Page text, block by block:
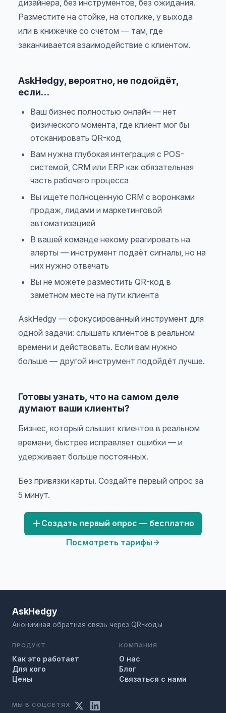
дизайнера, без инструментов, без ожидания.
Разместите на стойке, на столике, у выхода
или в книжечке со счётом — там, где
заканчивается взаимодействие с клиентом.
AskHedgy, вероятно, не подойдёт,
если…
Ваш бизнес полностью онлайн — нет
физического момента, где клиент мог бы
отсканировать QR-код
Вам нужна глубокая интеграция с POS-
системой, CRM или ERP как обязательная
часть рабочего процесса
Вы ищете полноценную CRM с воронками
продаж, лидами и маркетинговой
автоматизацией
В вашей команде некому реагировать на
алерты — инструмент подаёт сигналы, но на
них нужно отвечать
Вы не можете разместить QR-код в
заметном месте на пути клиента
AskHedgy — сфокусированный инструмент для
одной задачи: слышать клиентов в реальном
времени и действовать. Если вам нужно
больше — другой инструмент подойдёт лучше.
Готовы узнать, что на самом деле
думают ваши клиенты?
Бизнес, который слышит клиентов в реальном
времени, быстрее исправляет ошибки — и
удерживает больше постоянных.
Без привязки карты. Создайте первый опрос за
5 минут.
Создать первый опрос — бесплатно
Посмотреть тарифы
AskHedgy
Анонимная обратная связь через QR-коды
ПРОДУКТ
Как это работает
Для кого
Цены
КОМПАНИЯ
О нас
Блог
Связаться с нами
МЫ В СОЦСЕТЯХ